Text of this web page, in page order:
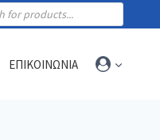
ΕΠΙΚΟΙΝΩΝΙΑ